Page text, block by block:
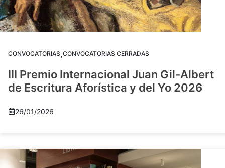
CONVOCATORIAS,CONVOCATORIAS CERRADAS
III Premio Internacional Juan Gil-Albert
de Escritura Aforística y del Yo 2026
26/01/2026